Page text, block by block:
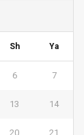
Sh Ya
6 7
13 14
20 21